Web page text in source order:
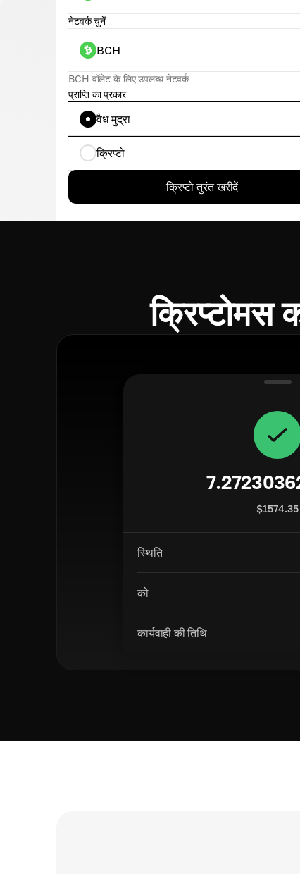
नेटवर्क चुनें
BCH
BCH वॉलेट के लिए उपलब्ध नेटवर्क
प्राप्ति का प्रकार
वैध मुद्रा
क्रिप्टो
क्रिप्टो तुरंत खरीदें
क्रिप्टोमस
$1574.35
स्थिति
को
कार्यवाही की तिथि